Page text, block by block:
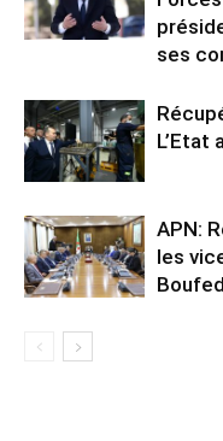
ses
L’Etat
APN:
les